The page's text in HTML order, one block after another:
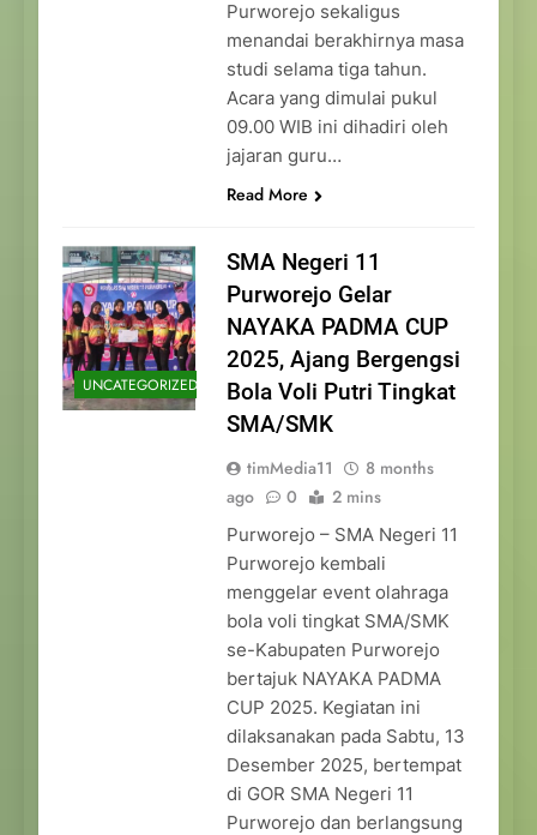
Purworejo sekaligus
menandai berakhirnya masa
studi selama tiga tahun.
Acara yang dimulai pukul
09.00 WIB ini dihadiri oleh
jajaran guru…
Read More
UNCATEGORIZED
SMA Negeri 11
Purworejo Gelar
NAYAKA PADMA CUP
2025, Ajang Bergengsi
Bola Voli Putri Tingkat
SMA/SMK
timMedia11
8 months
ago
0 2 mins
Purworejo – SMA Negeri 11
Purworejo kembali
menggelar event olahraga
bola voli tingkat SMA/SMK
se-Kabupaten Purworejo
bertajuk NAYAKA PADMA
CUP 2025. Kegiatan ini
dilaksanakan pada Sabtu, 13
Desember 2025, bertempat
di GOR SMA Negeri 11
Purworejo dan berlangsung